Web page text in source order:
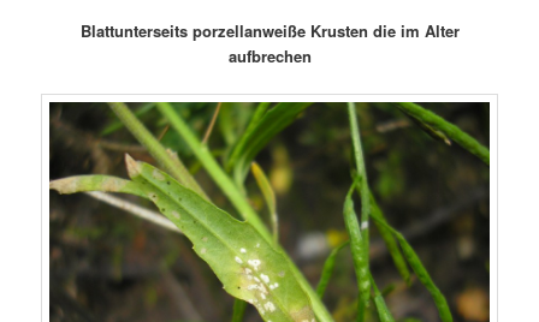
Blattunterseits porzellanweiße Krusten die im Alter
aufbrechen